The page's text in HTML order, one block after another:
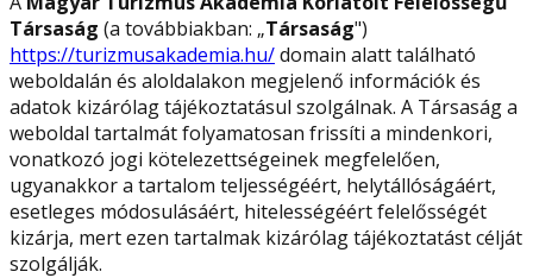
Társaság (a továbbiakban: „Társaság")
https://turizmusakademia.hu/domain alatt található
weboldalán és aloldalakon megjelenő információk és
adatok kizárólag tájékoztatásul szolgálnak. A Társaság a
weboldal tartalmát folyamatosan frissíti a mindenkori,
vonatkozó jogi kötelezettségeinek megfelelően,
ugyanakkor a tartalom teljességéért, helytállóságáért,
esetleges módosulásáért, hitelességéért felelősségét
kizárja, mert ezen tartalmak kizárólag tájékoztatást célját
szolgálják.